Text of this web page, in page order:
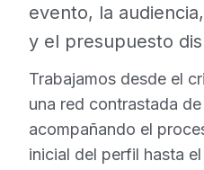
evento, la
y el presupuesto
Trabajamos desde el
una red contrastada
acompañando el
inicial del perfil hasta